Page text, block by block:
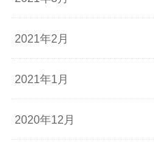
2021年2月
2021年1月
2020年12月